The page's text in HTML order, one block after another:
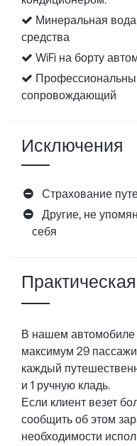
Минеральная вода
средства
WiFi на борту
сопровождающий
Исключения
Страхование
Другие, не
себя
В нашем автомобиле
максимум 29
каждый
и 1 ручную кладь.
Если клиент везет
сообщить об этом
необходимости